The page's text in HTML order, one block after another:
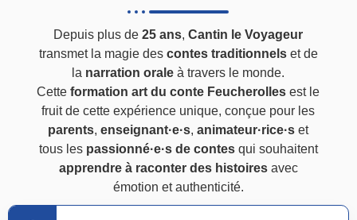
Depuis plus de25 ans,Cantin le Voyageur
transmet la magie des contes traditionnelset de
la narration orale à travers le monde.
Cetteformation art du conte Feucherolles est le
fruit de cette expérience unique, conçue pour les
parents,enseignant·e·s,animateur·rice·s et
tous les passionné·e·s de contesqui souhaitent
apprendre à raconter des histoiresavec
émotion et authenticité.